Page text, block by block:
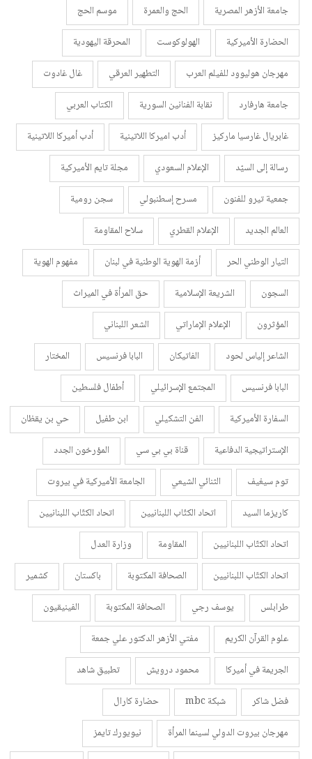
جامعة الأزهر المصرية
الحج والعمرة
موسم الحج
الحضارة الأميركية
الهولوكوست
المحرقة اليهودية
مهرجان هوليوود للفيلم العرب
التطهير العرقي
غال غادوت
جامعة هارفارد
نقابة الفنانين السورية
الكتاب العربي
غابريال غارسيا ماركيز
أدب اميركا اللاتينية
أدب أميركا اللاتينية
رسالة إلى السيّد
الإعلام السعودي
مجلة تايم الأميركية
جمعية تيرو للفنون
مسرح إسطنبولي
سجن رومية
العالم الجديد
الإعلام القطري
سلاح المقاومة
التيار الوطني الحر
أزمة الهوية الوطنية في لبنان
مفهوم الهوية
السجون
الشريعة الإسلامية
حق المرأة في الميراث
المؤثرون
الإعلام الإماراتي
الشعر اللبناني
الشاعر إلياس لحود
الفاتيكان البابا فرنسيس
المختار
البابا فرنسيس
المجتمع الإسرائيلي
أطفال فلسطين
السفارة الأميركية
الفن التشكيلي ابن طفيل
حي بن يقظان
الإستراتيجية الدفاعية
قناة بي بي سي
المؤرخون الجدد
توم سيغيف
الثنائي الشيعي
الجامعة الأميركية في بيروت
كاريزما السيد
اتحاد الكتّاب اللبنانيين
اتحاد الكتّاب اللبنانيين
اتحاد الكتّاب اللبنانيين
المقاومة
وزارة العدل
اتحاد الكتّاب اللبنانيين
الصحافة المكتوبة باكستان
كشمير
طرابلس
يوسف رجي الصحافة المكتوبة
الفينيقيون
علوم القرآن الكريم
مفتي الأزهر الدكتور علي جمعة
الجريمة في أميركا
محمود درويش
تطبيق شاهد
فضل شاكر
شبكة mbc
حضارة كارال
مهرجان بيروت الدولي لسينما المرأة
نيويورك تايمز